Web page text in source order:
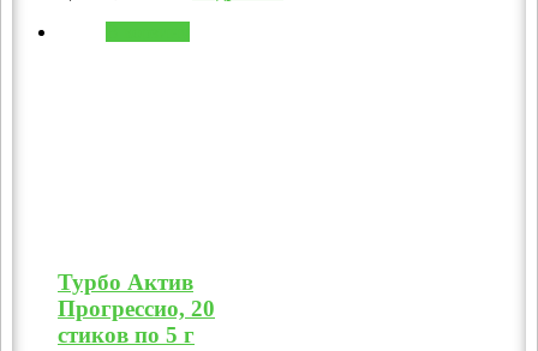
Турбо Актив
Прогрессио, 20
стиков по 5 г